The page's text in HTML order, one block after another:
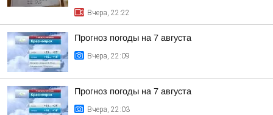
Вчера, 22:22
Прогноз погоды на 7 августа
Вчера, 22:09
Прогноз погоды на 7 августа
Вчера, 22:03